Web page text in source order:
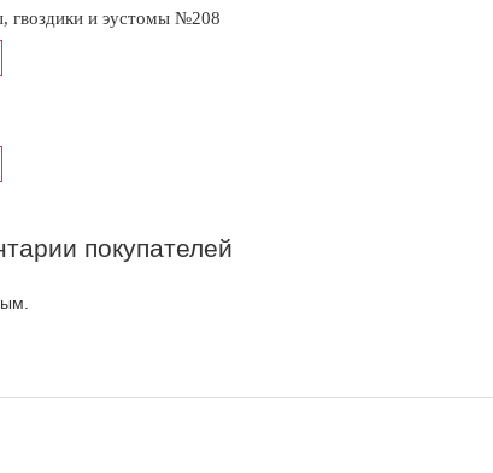
гвоздики и эустомы №208
покупателей